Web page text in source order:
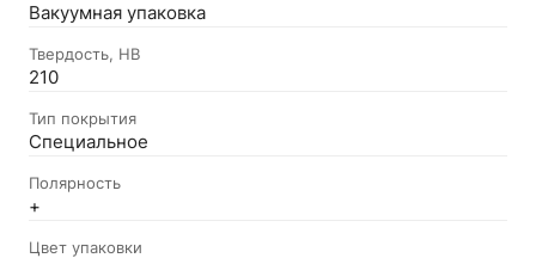
Вакуумная упаковка
Твердость, HB
210
Тип покрытия
Специальное
Полярность
+
Цвет упаковки